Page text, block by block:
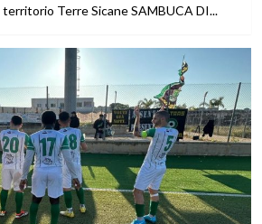
Terre Sicane SAMBUCA DI...